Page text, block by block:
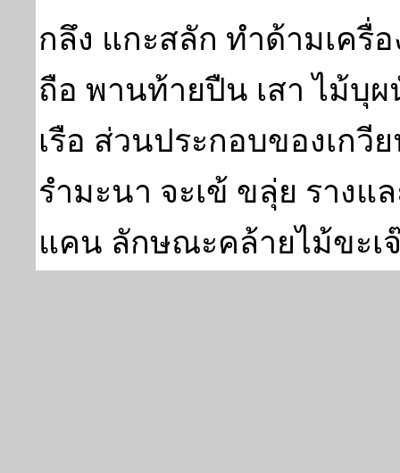
กลึง แกะสลัก ทำด้ามเค
ถือ พานท้ายปืน เสา ไม้บุ
เรือ ส่วนประกอบของเกวี
รำมะนา จะเข้ ขลุ่ย รางแ
แคน ลักษณะคล้ายไม้ขะเ